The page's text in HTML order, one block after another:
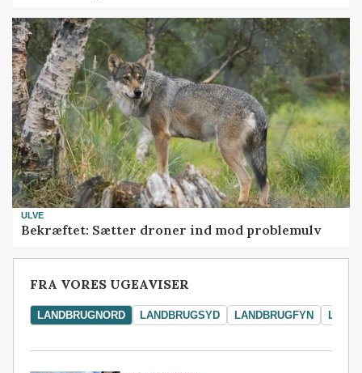
ULVE
Bekræftet: Sætter droner ind mod problemulv
FRA VORES UGEAVISER
LANDBRUGNORD LANDBRUGSYD LANDBRUGFYN